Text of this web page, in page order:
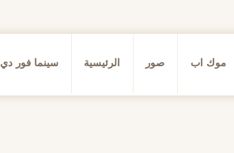
موك اب صور الرئيسية سينما فور دي